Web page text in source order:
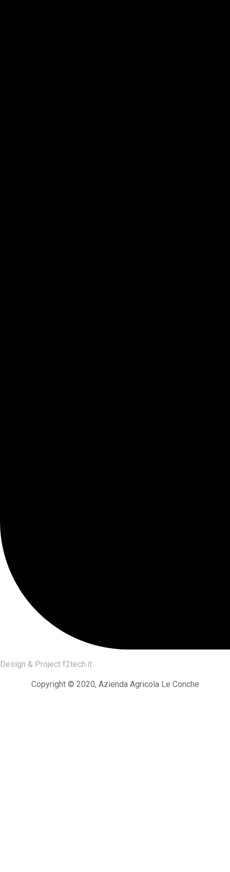
Design & Project f2tech.it
Copyright © 2020, Azienda Agricola Le Conche